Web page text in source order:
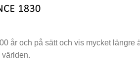
år och på sätt och vis mycket längre
världen.